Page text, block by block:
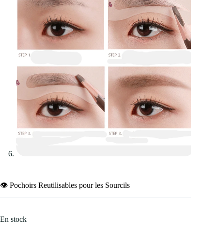
👁️ Pochoirs Reutilisables pour les Sourcils
En stock